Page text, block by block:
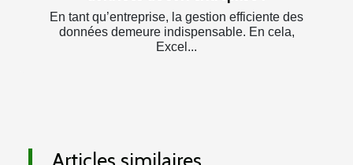
En tant qu’entreprise, la gestion efficiente des
données demeure indispensable. En cela,
Excel...